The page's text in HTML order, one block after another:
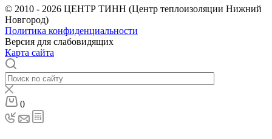
© 2010 - 2026 ЦЕНТР ТИНН (Центр теплоизоляции Нижний
Новгород)
Политика конфиденциальности
Версия для слабовидящих
Карта сайта
0